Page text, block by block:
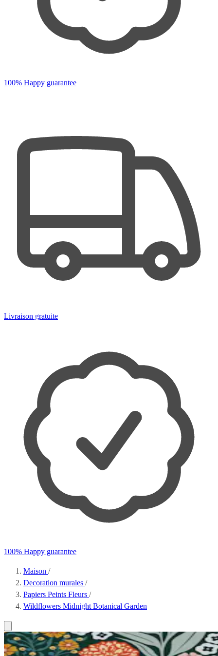
100% Happy guarantee
Livraison gratuite
100% Happy guarantee
Maison /
Decoration murales /
Papiers Peints Fleurs /
Wildflowers Midnight Botanical Garden